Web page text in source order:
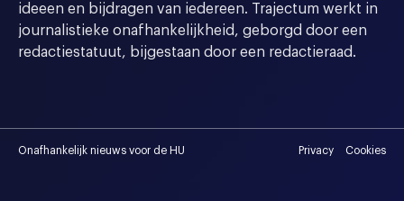
ideeen en bijdragen van iedereen. Trajectum werkt in
journalistieke onafhankelijkheid, geborgd door een
redactiestatuut, bijgestaan door een redactieraad.
Onafhankelijk nieuws voor de HU Privacy Cookies